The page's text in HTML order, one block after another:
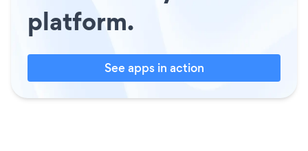
platform.
See apps in action